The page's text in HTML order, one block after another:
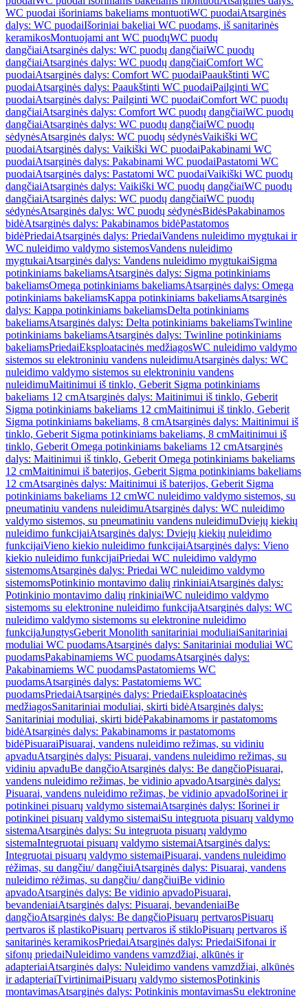
WC puodai išoriniams bakeliams montuotiWC puodaiAtsarginės
dalys: WC puodaiIšoriniai bakeliai WC puodams, iš sanitarinės
keramikosMontuojami ant WC puodųWC puodų
dangčiaiAtsarginės dalys: WC puodų dangčiaiWC puodų
dangčiaiAtsarginės dalys: WC puodų dangčiaiComfort WC
puodaiAtsarginės dalys: Comfort WC puodaiPaaukštinti WC
puodaiAtsarginės dalys: Paaukštinti WC puodaiPailginti WC
puodaiAtsarginės dalys: Pailginti WC puodaiComfort WC puodų
dangčiaiAtsarginės dalys: Comfort WC puodų dangčiaiWC puodų
dangčiaiAtsarginės dalys: WC puodų dangčiaiWC puodų
sėdynėsAtsarginės dalys: WC puodų sėdynėsVaikiški WC
puodaiAtsarginės dalys: Vaikiški WC puodaiPakabinami WC
puodaiAtsarginės dalys: Pakabinami WC puodaiPastatomi WC
puodaiAtsarginės dalys: Pastatomi WC puodaiVaikiški WC puodų
dangčiaiAtsarginės dalys: Vaikiški WC puodų dangčiaiWC puodų
dangčiaiAtsarginės dalys: WC puodų dangčiaiWC puodų
sėdynėsAtsarginės dalys: WC puodų sėdynėsBidėsPakabinamos
bidėAtsarginės dalys: Pakabinamos bidėPastatomos
bidėPriedaiAtsarginės dalys: PriedaiVandens nuleidimo mygtukai ir
WC nuleidimo valdymo sistemosVandens nuleidimo
mygtukaiAtsarginės dalys: Vandens nuleidimo mygtukaiSigma
potinkiniams bakeliamsAtsarginės dalys: Sigma potinkiniams
bakeliamsOmega potinkiniams bakeliamsAtsarginės dalys: Omega
potinkiniams bakeliamsKappa potinkiniams bakeliamsAtsarginės
dalys: Kappa potinkiniams bakeliamsDelta potinkiniams
bakeliamsAtsarginės dalys: Delta potinkiniams bakeliamsTwinline
potinkiniams bakeliamsAtsarginės dalys: Twinline potinkiniams
bakeliamsPriedaiEksploatacinės medžiagosWC nuleidimo valdymo
sistemos su elektroniniu vandens nuleidimuAtsarginės dalys: WC
nuleidimo valdymo sistemos su elektroniniu vandens
nuleidimuMaitinimui iš tinklo, Geberit Sigma potinkiniams
bakeliams 12 cmAtsarginės dalys: Maitinimui iš tinklo, Geberit
Sigma potinkiniams bakeliams 12 cmMaitinimui iš tinklo, Geberit
Sigma potinkiniams bakeliams, 8 cmAtsarginės dalys: Maitinimui iš
tinklo, Geberit Sigma potinkiniams bakeliams, 8 cmMaitinimui iš
tinklo, Geberit Omega potinkiniams bakeliams 12 cmAtsarginės
dalys: Maitinimui iš tinklo, Geberit Omega potinkiniams bakeliams
12 cmMaitinimui iš baterijos, Geberit Sigma potinkiniams bakeliams
12 cmAtsarginės dalys: Maitinimui iš baterijos, Geberit Sigma
potinkiniams bakeliams 12 cmWC nuleidimo valdymo sistemos, su
pneumatiniu vandens nuleidimuAtsarginės dalys: WC nuleidimo
valdymo sistemos, su pneumatiniu vandens nuleidimuDviejų kiekių
nuleidimo funkcijaiAtsarginės dalys: Dviejų kiekių nuleidimo
funkcijaiVieno kiekio nuleidimo funkcijaiAtsarginės dalys: Vieno
kiekio nuleidimo funkcijaiPriedai WC nuleidimo valdymo
sistemomsAtsarginės dalys: Priedai WC nuleidimo valdymo
sistemomsPotinkinio montavimo dalių rinkiniaiAtsarginės dalys:
Potinkinio montavimo dalių rinkiniaiWC nuleidimo valdymo
sistemoms su elektronine nuleidimo funkcijaAtsarginės dalys: WC
nuleidimo valdymo sistemoms su elektronine nuleidimo
funkcijaJungtysGeberit Monolith sanitariniai moduliaiSanitariniai
moduliai WC puodamsAtsarginės dalys: Sanitariniai moduliai WC
puodamsPakabinamiems WC puodamsAtsarginės dalys:
Pakabinamiems WC puodamsPastatomiems WC
puodamsAtsarginės dalys: Pastatomiems WC
puodamsPriedaiAtsarginės dalys: PriedaiEksploatacinės
medžiagosSanitariniai moduliai, skirti bidėAtsarginės dalys:
Sanitariniai moduliai, skirti bidėPakabinamoms ir pastatomoms
bidėAtsarginės dalys: Pakabinamoms ir pastatomoms
bidėPisuaraiPisuarai, vandens nuleidimo režimas, su vidiniu
apvaduAtsarginės dalys: Pisuarai, vandens nuleidimo režimas, su
vidiniu apvaduBe dangčioAtsarginės dalys: Be dangčioPisuarai,
vandens nuleidimo režimas, be vidinio apvadoAtsarginės dalys:
Pisuarai, vandens nuleidimo režimas, be vidinio apvadoIšorinei ir
potinkinei pisuarų valdymo sistemaiAtsarginės dalys: Išorinei ir
potinkinei pisuarų valdymo sistemaiSu integruota pisuarų valdymo
sistemaAtsarginės dalys: Su integruota pisuarų valdymo
sistemaIntegruotai pisuarų valdymo sistemaiAtsarginės dalys:
Integruotai pisuarų valdymo sistemaiPisuarai, vandens nuleidimo
rėžimas, su dangčiu/ dangčiuiAtsarginės dalys: Pisuarai, vandens
nuleidimo rėžimas, su dangčiu/ dangčiuiBe vidinio
apvadoAtsarginės dalys: Be vidinio apvadoPisuarai,
bevandeniaiAtsarginės dalys: Pisuarai, bevandeniaiBe
dangčioAtsarginės dalys: Be dangčioPisuarų pertvarosPisuarų
pertvaros iš plastikoPisuarų pertvaros iš stikloPisuarų pertvaros iš
sanitarinės keramikosPriedaiAtsarginės dalys: PriedaiSifonai ir
sifonų priedaiNuleidimo vandens vamzdžiai, alkūnės ir
adapteriaiAtsarginės dalys: Nuleidimo vandens vamzdžiai, alkūnės
ir adapteriaiTvirtinimaiPisuarų valdymo sistemosPotinkinis
montavimasAtsarginės dalys: Potinkinis montavimasSu elektronine